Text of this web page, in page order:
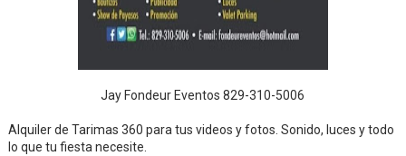
Jay Fondeur Eventos 829-310-5006
Alquiler de Tarimas 360 para tus videos y fotos. Sonido, luces y todo
lo que tu fiesta necesite.